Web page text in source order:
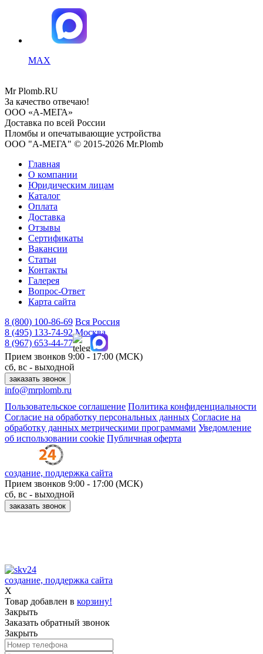
MAX
MrPlomb.RU
За качество отвечаю!
ООО «А-МЕГА»
Доставка по всей России
Пломбы и опечатывающие устройства
ООО "А-МЕГА" © 2015-2026 Mr.Plomb
Главная
О компании
Юридическим лицам
Каталог
Оплата
Доставка
Отзывы
Сертификаты
Вакансии
Статьи
Контакты
Галерея
Вопрос-Ответ
Карта сайта
8 (800) 100-86-69 Вся Россия
8 (495) 133-74-92 Москва
8 (967) 653-44-77
Прием звонков 9:00 - 17:00 (МСК)
сб, вс - выходной
заказать звонок
info@mrplomb.ru
Пользовательское соглашение Политика конфиденциальности
Согласие на обработку персональных данных Согласие на
обработку данных метрическими программами Уведомление
об использовании cookie Публичная оферта
создание, поддержка сайта
Прием звонков 9:00 - 17:00 (МСК)
сб, вс - выходной
заказать звонок
создание, поддержка сайта
X
Товар добавлен в корзину!
Закрыть
Заказать обратный звонок
Закрыть